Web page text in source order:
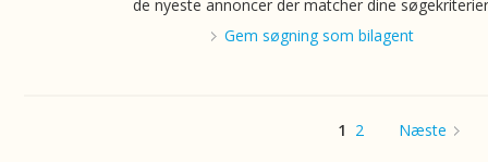
de nyeste annoncer der matcher dine
Gem søgning som bilagent
1 2 Næste